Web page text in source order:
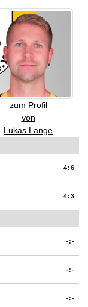
zum Profil
von
Lukas Lange
4:6
4:3
-:-
-:-
-:-